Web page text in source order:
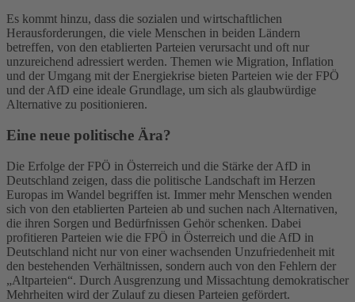
Es kommt hinzu, dass die sozialen und wirtschaftlichen
Herausforderungen, die viele Menschen in beiden Ländern
betreffen, von den etablierten Parteien verursacht und oft nur
unzureichend adressiert werden. Themen wie Migration, Inflation
und der Umgang mit der Energiekrise bieten Parteien wie der FPÖ
und der AfD eine ideale Grundlage, um sich als glaubwürdige
Alternative zu positionieren.
Eine neue politische Ära?
Die Erfolge der FPÖ in Österreich und die Stärke der AfD in
Deutschland zeigen, dass die politische Landschaft im Herzen
Europas im Wandel begriffen ist. Immer mehr Menschen wenden
sich von den etablierten Parteien ab und suchen nach Alternativen,
die ihren Sorgen und Bedürfnissen Gehör schenken. Dabei
profitieren Parteien wie die FPÖ in Österreich und die AfD in
Deutschland nicht nur von einer wachsenden Unzufriedenheit mit
den bestehenden Verhältnissen, sondern auch von den Fehlern der
„Altparteien“. Durch Ausgrenzung und Missachtung demokratischer
Mehrheiten wird der Zulauf zu diesen Parteien gefördert.